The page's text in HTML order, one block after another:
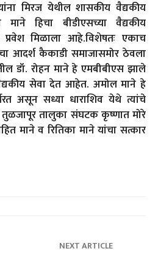
मिरज येथील शासकीय वैद्यकीय
माने हिचा बीडीएसच्या वैद्यकीय
मिळाला आहे.विशेषतः एकाच
आदर्श कैकाडी समाजासमोर ठेवला
डॉ. रोहन माने हे एमबीबीएस झाले
सेवा देत आहेत. अमोल माने हे
असून सध्या धाराशिव येथे त्यांचे
तुळजापूर तालुका संघटक कृष्णात मोरे
माने व रितिका माने यांचा सत्कार
NEXT ARTICLE